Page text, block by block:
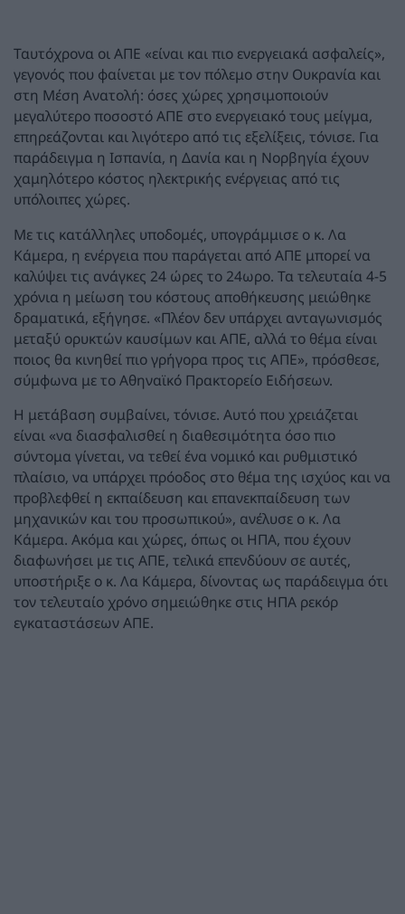
Ταυτόχρονα οι ΑΠΕ «είναι και πιο ενεργειακά ασφαλείς»,
γεγονός που φαίνεται με τον πόλεμο στην Ουκρανία και
στη Μέση Ανατολή: όσες χώρες χρησιμοποιούν
μεγαλύτερο ποσοστό ΑΠΕ στο ενεργειακό τους μείγμα,
επηρεάζονται και λιγότερο από τις εξελίξεις, τόνισε. Για
παράδειγμα η Ισπανία, η Δανία και η Νορβηγία έχουν
χαμηλότερο κόστος ηλεκτρικής ενέργειας από τις
υπόλοιπες χώρες.
Με τις κατάλληλες υποδομές, υπογράμμισε ο κ. Λα
Κάμερα, η ενέργεια που παράγεται από ΑΠΕ μπορεί να
καλύψει τις ανάγκες 24 ώρες το 24ωρο. Τα τελευταία 4-5
χρόνια η μείωση του κόστους αποθήκευσης μειώθηκε
δραματικά, εξήγησε. «Πλέον δεν υπάρχει ανταγωνισμός
μεταξύ ορυκτών καυσίμων και ΑΠΕ, αλλά το θέμα είναι
ποιος θα κινηθεί πιο γρήγορα προς τις ΑΠΕ», πρόσθεσε,
σύμφωνα με το Αθηναϊκό Πρακτορείο Ειδήσεων.
Η μετάβαση συμβαίνει, τόνισε. Αυτό που χρειάζεται
είναι «να διασφαλισθεί η διαθεσιμότητα όσο πιο
σύντομα γίνεται, να τεθεί ένα νομικό και ρυθμιστικό
πλαίσιο, να υπάρχει πρόοδος στο θέμα της ισχύος και να
προβλεφθεί η εκπαίδευση και επανεκπαίδευση των
μηχανικών και του προσωπικού», ανέλυσε ο κ. Λα
Κάμερα. Ακόμα και χώρες, όπως οι ΗΠΑ, που έχουν
διαφωνήσει με τις ΑΠΕ, τελικά επενδύουν σε αυτές,
υποστήριξε ο κ. Λα Κάμερα, δίνοντας ως παράδειγμα ότι
τον τελευταίο χρόνο σημειώθηκε στις ΗΠΑ ρεκόρ
εγκαταστάσεων ΑΠΕ.